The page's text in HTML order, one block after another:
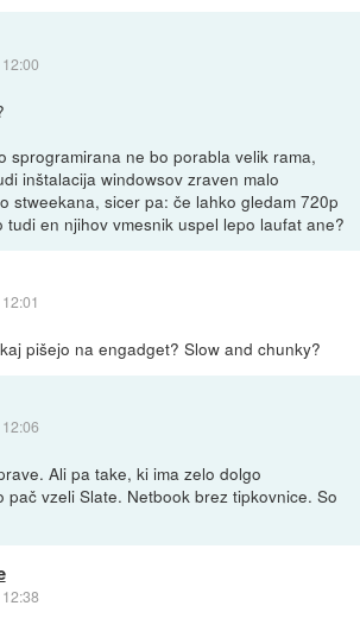
sprogramirana ne bo porabla velik rama,
inštalacija windowsov zraven malo
stweekana, sicer pa: če lahko gledam 720p
tudi en njihov vmesnik uspel lepo laufat ane?
pišejo na engadget? Slow and chunky?
Ali pa take, ki ima zelo dolgo
pač vzeli Slate. Netbook brez tipkovnice. So